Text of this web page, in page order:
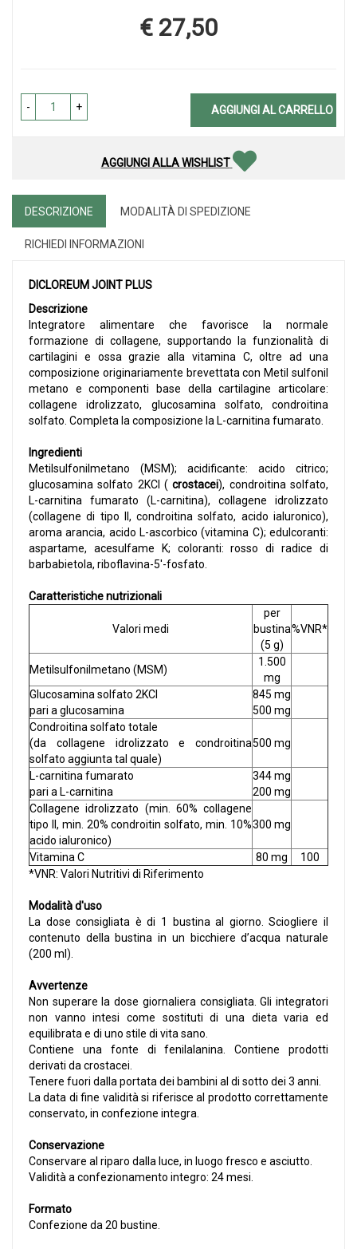
Prezzo
€ 27,50
- + AGGIUNGI AL CARRELLO
AGGIUNGI ALLA WISHLIST
DESCRIZIONE MODALITÀ DI SPEDIZIONE
RICHIEDI INFORMAZIONI
DICLOREUM JOINT PLUS
Descrizione
Integratore alimentare che favorisce la normale
formazione di collagene, supportando la funzionalità di
cartilagini e ossa grazie alla vitamina C, oltre ad una
composizione originariamente brevettata con Metil sulfonil
metano e componenti base della cartilagine articolare:
collagene idrolizzato, glucosamina solfato, condroitina
solfato. Completa la composizione la L-carnitina fumarato.
Ingredienti
Metilsulfonilmetano (MSM); acidificante: acido citrico;
glucosamina solfato 2KCl (crostacei), condroitina solfato,
L-carnitina fumarato (L-carnitina), collagene idrolizzato
(collagene di tipo II, condroitina solfato, acido ialuronico),
aroma arancia, acido L-ascorbico (vitamina C); edulcoranti:
aspartame, acesulfame K; coloranti: rosso di radice di
barbabietola, riboflavina-5'-fosfato.
Caratteristiche nutrizionali
Valori medi
per
bustina
(5 g)
%VNR*
Metilsulfonilmetano (MSM)
1.500
mg
Glucosamina solfato 2KCl
pari a glucosamina
845 mg
500 mg
Condroitina solfato totale
(da collagene idrolizzato e condroitina
solfato aggiunta tal quale)
500 mg
L-carnitina fumarato
pari a L-carnitina
344 mg
200 mg
Collagene idrolizzato (min. 60% collagene
tipo II, min. 20% condroitin solfato, min. 10%
acido ialuronico)
300 mg
Vitamina C 80 mg
100
*VNR: Valori Nutritivi di Riferimento
Modalità d'uso
La dose consigliata è di 1 bustina al giorno. Sciogliere il
contenuto della bustina in un bicchiere d’acqua naturale
(200 ml).
Avvertenze
Non superare la dose giornaliera consigliata. Gli integratori
non vanno intesi come sostituti di una dieta varia ed
equilibrata e di uno stile di vita sano.
Contiene una fonte di fenilalanina. Contiene prodotti
derivati da crostacei.
Tenere fuori dalla portata dei bambini al di sotto dei 3 anni.
La data di fine validità si riferisce al prodotto correttamente
conservato, in confezione integra.
Conservazione
Conservare al riparo dalla luce, in luogo fresco e asciutto.
Validità a confezionamento integro: 24 mesi.
Formato
Confezione da 20 bustine.